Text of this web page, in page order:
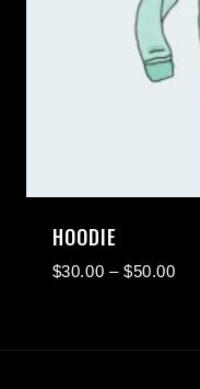
HOODIE
$30.00 – $50.00